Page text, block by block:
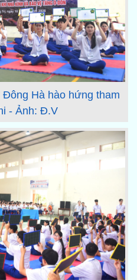
Hà hào hứng tham
- Ảnh: Đ.V